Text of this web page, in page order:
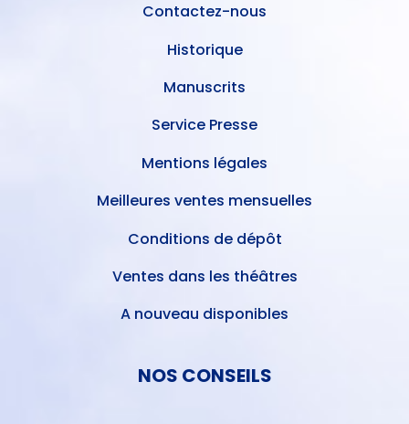
Contactez-nous
Historique
Manuscrits
Service Presse
Mentions légales
Meilleures ventes mensuelles
Conditions de dépôt
Ventes dans les théâtres
A nouveau disponibles
NOS CONSEILS